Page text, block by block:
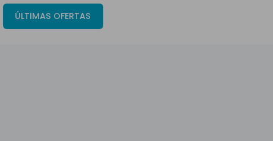
ÚLTIMAS OFERTAS